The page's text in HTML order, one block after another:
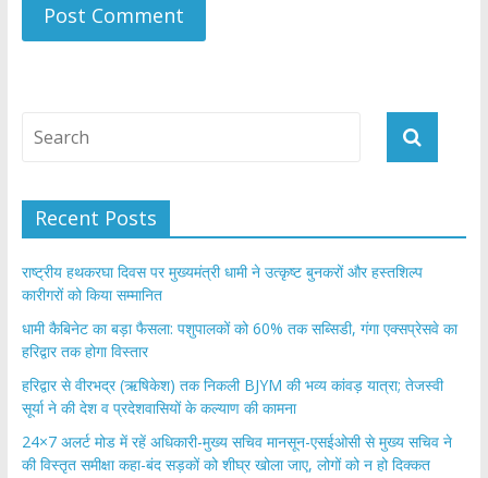
Recent Posts
राष्ट्रीय हथकरघा दिवस पर मुख्यमंत्री धामी ने उत्कृष्ट बुनकरों और हस्तशिल्प
कारीगरों को किया सम्मानित
​धामी कैबिनेट का बड़ा फैसला: पशुपालकों को 60% तक सब्सिडी, गंगा एक्सप्रेसवे का
हरिद्वार तक होगा विस्तार
​हरिद्वार से वीरभद्र (ऋषिकेश) तक निकली BJYM की भव्य कांवड़ यात्रा; तेजस्वी
सूर्या ने की देश व प्रदेशवासियों के कल्याण की कामना
24×7 अलर्ट मोड में रहें अधिकारी-मुख्य सचिव मानसून-एसईओसी से मुख्य सचिव ने
की विस्तृत समीक्षा कहा-बंद सड़कों को शीघ्र खोला जाए, लोगों को न हो दिक्कत